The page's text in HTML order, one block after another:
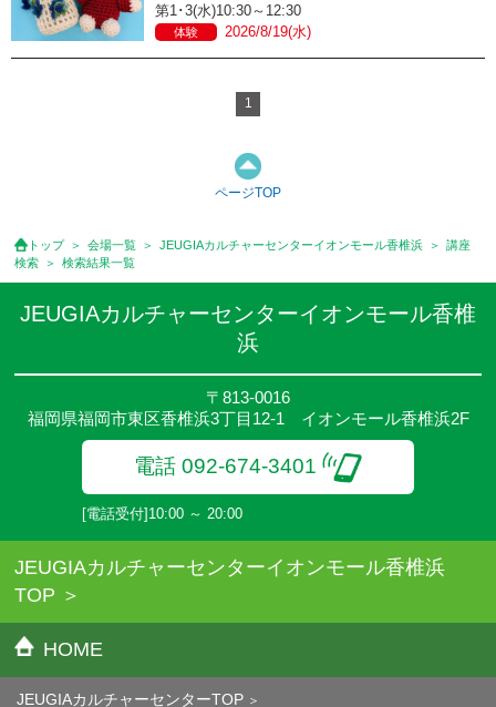
第1･3(水)10:30～12:30
体験 2026/8/19(水)
1
ページTOP
トップ 会場一覧 JEUGIAカルチャーセンターイオンモール香椎浜
講座
検索
検索結果一覧
JEUGIAカルチャーセンターイオンモール香椎
浜
〒813-0016
福岡県福岡市東区香椎浜3丁目12-1 イオンモール香椎浜2F
電話 092-674-3401
[電話受付]10:00 ～ 20:00
JEUGIAカルチャーセンターイオンモール香椎浜
TOP
HOME
JEUGIAカルチャーセンターTOP